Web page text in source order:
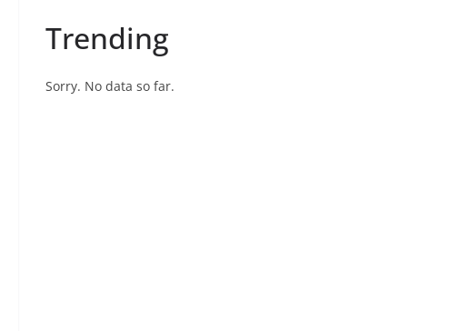
Trending
Sorry. No data so far.